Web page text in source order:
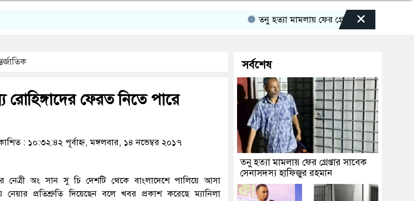
তনু হত্যা মামলায় ফের গ্রেপ্তার সাবেক সেনাসদস্য
×
রোহিঙ্গাদের ফেরত নিতে পারে
: ১০:৩২:৪২ পূর্বাহ্ন, মঙ্গলবার, ১৪ নভেম্বর ২০১৭
নেত্রী অং সান সু চি দেশটি থেকে বাংলাদেশে পালিয়ে আসা
নেয়ার প্রতিশ্রুতি দিয়েছেন বলে খবর প্রকাশ করেছে ম্যানিলা
সর্বশেষ
তনু হত্যা মামলায় ফের গ্রেপ্তার সাবেক
সেনাসদস্য হাফিজুর রহমান